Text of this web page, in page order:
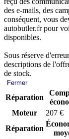
des e-mails, des
conséquent, vous
autobutler.fr pour
disponibles.
Sous réserve
descriptions de
de stock.
Fermer
Réparation
Moteur
207 €
Réparation